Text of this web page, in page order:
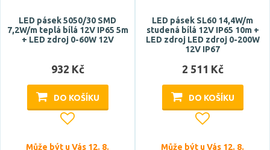
Zobrazit více
LED pásek 5050/30 SMD
7,2W/m teplá bílá 12V IP65 5m
+ LED zdroj 0-60W 12V
932 Kč
DO KOŠÍKU
Může být u Vás 12. 8.
LED pásek SL60 14,4W/m
studená bílá 12V IP65 10m +
LED zdroj LED zdroj 0-200W
12V IP67
2 511 Kč
DO KOŠÍKU
Může být u Vás 12. 8.